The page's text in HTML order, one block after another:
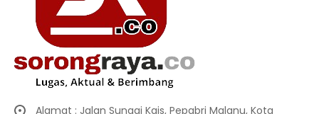
Alamat : Jalan Sungai Kais, Pepabri Malanu, Kota